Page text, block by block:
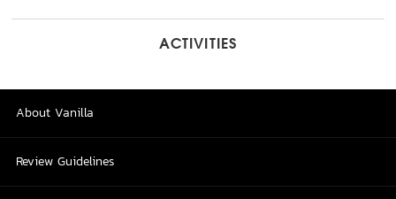
ACTIVITIES
About Vanilla
Review Guidelines